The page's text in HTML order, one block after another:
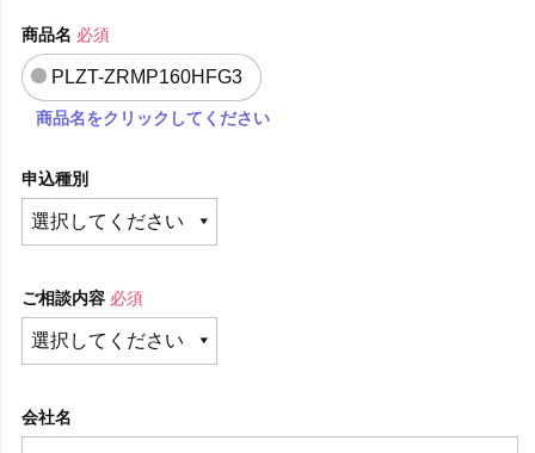
商品名 必須
PLZT-ZRMP160HFG3
商品名をクリックしてください
申込種別
ご相談内容 必須
会社名